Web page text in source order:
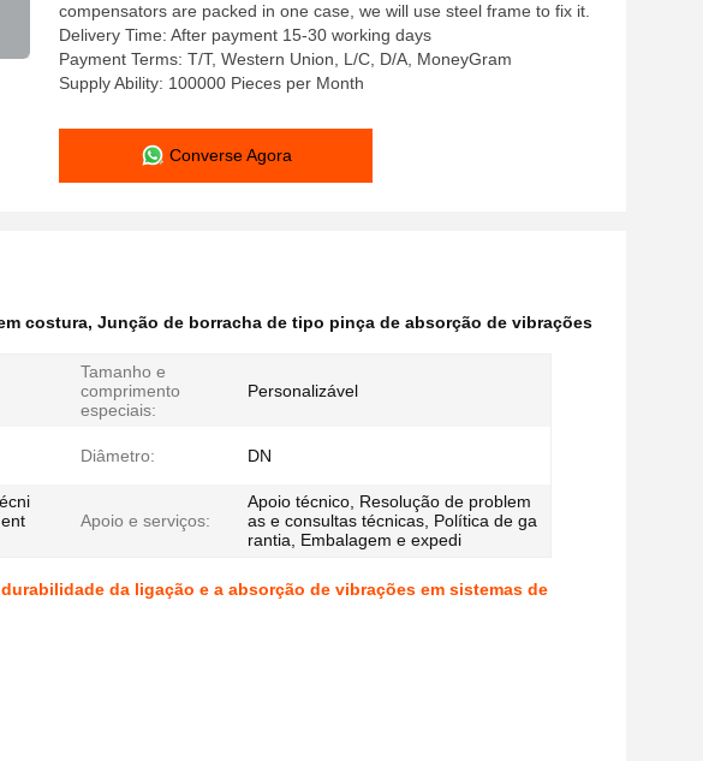
compensators are packed in one case, we will use steel frame to fix it.
Delivery Time: After payment 15-30 working days
Payment Terms: T/T, Western Union, L/C, D/A, MoneyGram
Supply Ability: 100000 Pieces per Month
Converse Agora
costura, Junção de borracha de tipo pinça de absorção de vibrações
Tamanho e
comprimento
especiais:
Personalizável
Diâmetro: DN
Apoio e serviços:
Apoio técnico, Resolução de problem
as e consultas técnicas, Política de ga
rantia, Embalagem e expedi
da ligação e a absorção de vibrações em sistemas de